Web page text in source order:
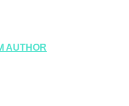
AUTHOR